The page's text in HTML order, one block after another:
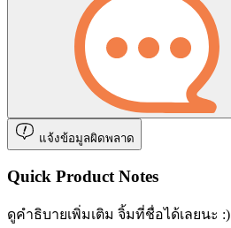
แจ้งข้อมูลผิดพลาด
Quick Product Notes
ดูคำธิบายเพิ่มเติม จิ้มที่ชื่อได้เลยนะ :)